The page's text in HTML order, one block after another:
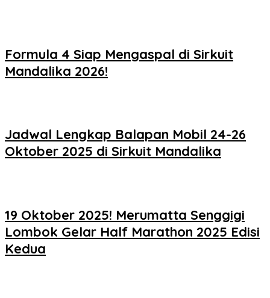
Formula 4 Siap Mengaspal di Sirkuit
Mandalika 2026!
Jadwal Lengkap Balapan Mobil 24-26
Oktober 2025 di Sirkuit Mandalika
19 Oktober 2025! Merumatta Senggigi
Lombok Gelar Half Marathon 2025 Edisi
Kedua